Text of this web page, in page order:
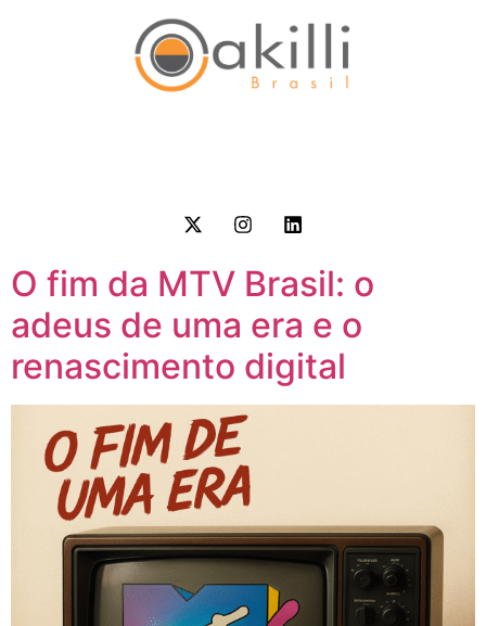
O fim da MTV Brasil: o
adeus de uma era e o
renascimento digital